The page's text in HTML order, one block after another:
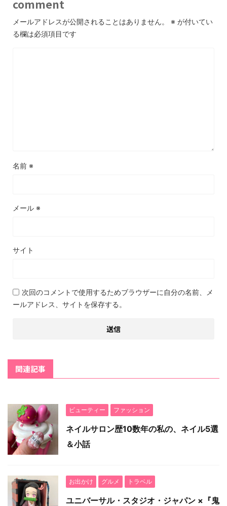
comment
メールアドレスが公開されることはありません。 ※ が付いてい
る欄は必須項目です
名前 ※
メール ※
サイト
次回のコメントで使用するためブラウザーに自分の名前、メ
ールアドレス、サイトを保存する。
関連記事
ビューティー ファッション
ネイルサロン歴10数年の私の、ネイル5選
＆小話
お出かけ グルメ トラベル
ユニバーサル・スタジオ・ジャパン ×『鬼